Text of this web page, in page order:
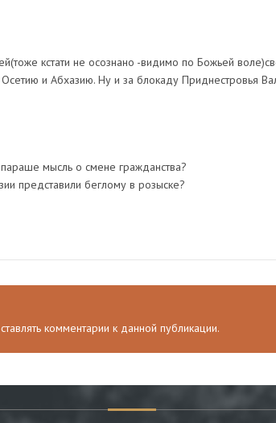
кстати не осознано -видимо по Божьей
и Абхазию. Ну и за блокаду Приднестровья
мысль о смене гражданства?
представили беглому в розыске?
комментарии к данной публикации.